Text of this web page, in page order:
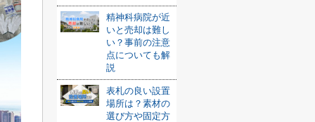
精神科病院が近
いと売却は難し
い？事前の注意
点についても解
説
表札の良い設置
場所は？素材の
選び方や固定方